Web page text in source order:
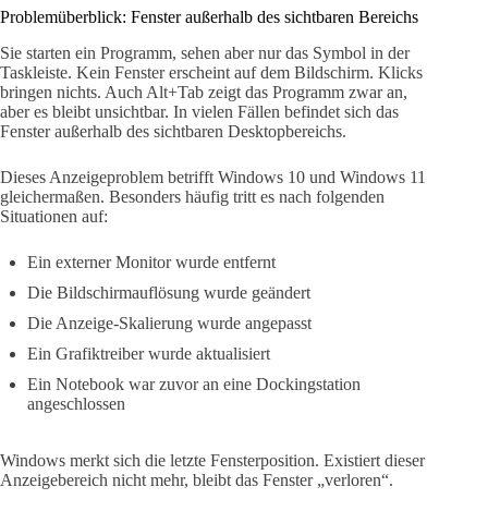
Problemüberblick: Fenster außerhalb des sichtbaren Bereichs
Sie starten ein Programm, sehen aber nur das Symbol in der
Taskleiste. Kein Fenster erscheint auf dem Bildschirm. Klicks
bringen nichts. Auch Alt+Tab zeigt das Programm zwar an,
aber es bleibt unsichtbar. In vielen Fällen befindet sich das
Fenster außerhalb des sichtbaren Desktopbereichs.
Dieses Anzeigeproblem betrifft Windows 10 und Windows 11
gleichermaßen. Besonders häufig tritt es nach folgenden
Situationen auf:
Ein externer Monitor wurde entfernt
Die Bildschirmauflösung wurde geändert
Die Anzeige-Skalierung wurde angepasst
Ein Grafiktreiber wurde aktualisiert
Ein Notebook war zuvor an eine Dockingstation
angeschlossen
Windows merkt sich die letzte Fensterposition. Existiert dieser
Anzeigebereich nicht mehr, bleibt das Fenster „verloren“.